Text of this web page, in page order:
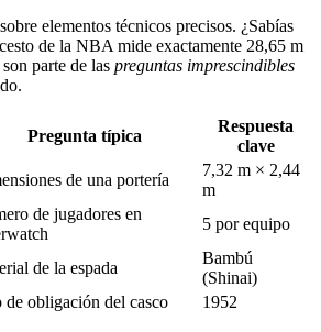
elementos técnicos precisos. ¿Sabías
de la NBA mide exactamente 28,65 m
parte de las preguntas imprescindibles
Pregunta típica
Respuesta
clave
de una portería
7,32 m × 2,44
m
de jugadores en
5 por equipo
de la espada
Bambú
(Shinai)
de obligación del casco 1952